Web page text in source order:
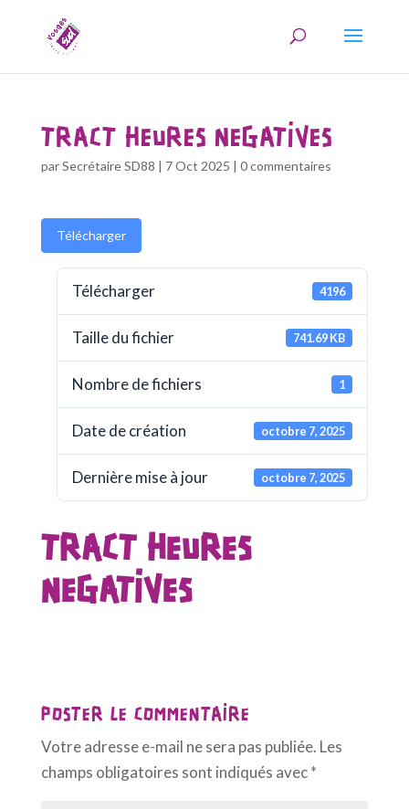
TRACT HEURES NEGATIVES
parSecrétaire SD88 | 7 Oct 2025 | 0 commentaires
Télécharger
Télécharger 4196
Taille du fichier 741.69 KB
Nombre de fichiers 1
Date de création octobre 7, 2025
Dernière mise à jour octobre 7, 2025
TRACT HEURES
NEGATIVES
POSTER LE COMMENTAIRE
Votre adresse e-mail ne sera pas publiée. Les
champs obligatoires sont indiqués avec*